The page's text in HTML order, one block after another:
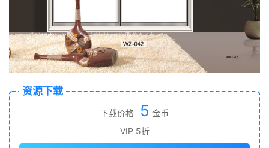
资源下载
下载价格 5 金币
VIP 5折